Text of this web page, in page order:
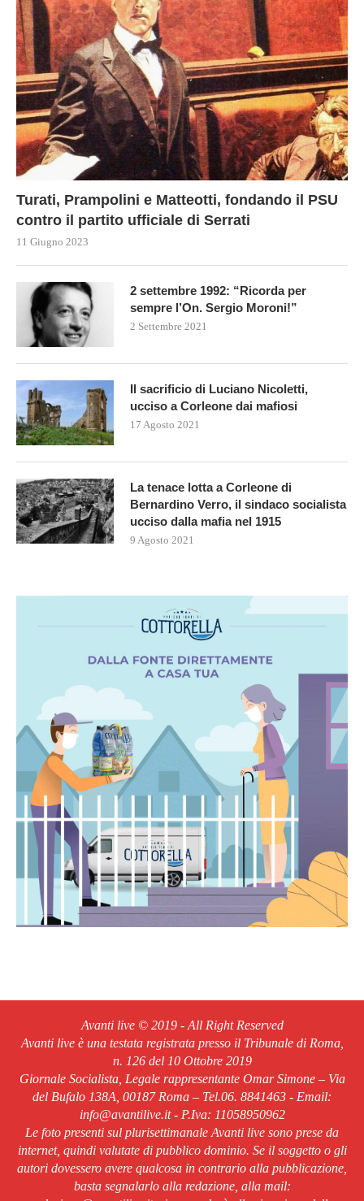
Turati, Prampolini e Matteotti, fondando il PSU
contro il partito ufficiale di Serrati
11 Giugno 2023
2 settembre 1992: “Ricorda per
sempre l’On. Sergio Moroni!”
2 Settembre 2021
Il sacrificio di Luciano Nicoletti,
ucciso a Corleone dai mafiosi
17 Agosto 2021
La tenace lotta a Corleone di
Bernardino Verro, il sindaco socialista
ucciso dalla mafia nel 1915
9 Agosto 2021
Avanti live © 2019 - All Right Reserved
Avanti live è una testata registrata presso il Tribunale di Roma,
n. 126 del 10 Ottobre 2019
Giornale Socialista, Legale rappresentante Omar Simone – Via
del Bufalo 138A, 00187 Roma – Tel.06. 8841463 - Email:
info@avantilive.it - P.Iva: 11058950962
Le foto presenti sul plurisettimanale Avanti live sono prese da
internet, quindi valutate di pubblico dominio. Se il soggetto o gli
autori dovessero avere qualcosa in contrario alla pubblicazione,
basta segnalarlo alla redazione, alla mail: